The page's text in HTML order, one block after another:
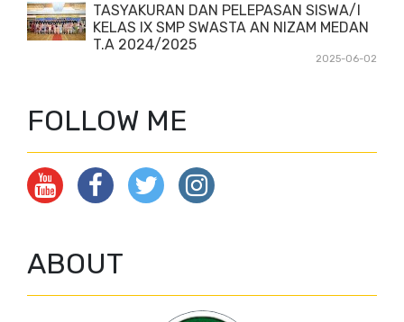
TASYAKURAN DAN PELEPASAN SISWA/I
KELAS IX SMP SWASTA AN NIZAM MEDAN
T.A 2024/2025
2025-06-02
FOLLOW ME
ABOUT